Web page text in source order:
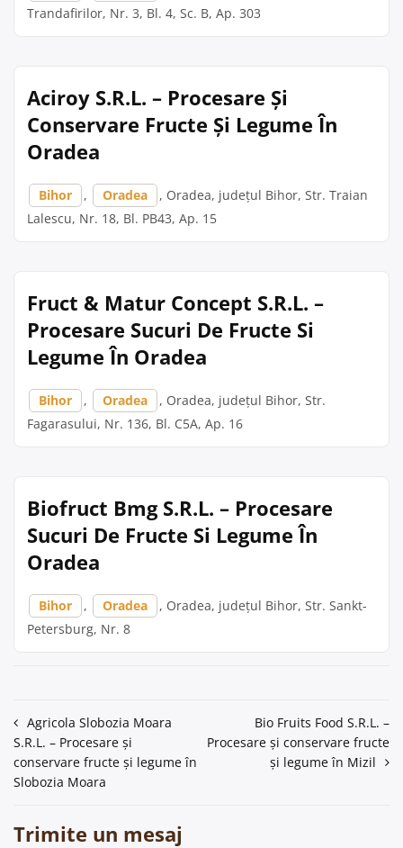
Trandafirilor, Nr. 3, Bl. 4, Sc. B, Ap. 303
Aciroy S.R.L. – Procesare Și
Conservare Fructe Și Legume În
Oradea
Bihor , Oradea
, Oradea, județul Bihor, Str. Traian
Lalescu, Nr. 18, Bl. PB43, Ap. 15
Fruct & Matur Concept S.R.L. –
Procesare Sucuri De Fructe Si
Legume În Oradea
Bihor , Oradea
, Oradea, județul Bihor, Str.
Fagarasului, Nr. 136, Bl. C5A, Ap. 16
Biofruct Bmg S.R.L. – Procesare
Sucuri De Fructe Si Legume În
Oradea
Bihor , Oradea
, Oradea, județul Bihor, Str. Sankt-
Petersburg, Nr. 8
Navigare
în
articole
Agricola Slobozia Moara
S.R.L. – Procesare și
conservare fructe și legume în
Slobozia Moara
Bio Fruits Food S.R.L. –
Procesare și conservare fructe
și legume în Mizil
Trimite un mesaj